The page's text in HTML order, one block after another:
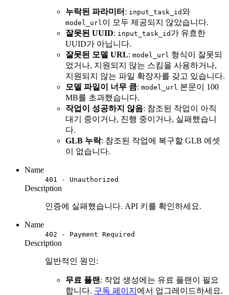
누락된 파라미터 : input_task_id와
model_url이 모두 제공되지 않았습니다.
잘못된 UUID: input_task_id 가 유효한
UUID가 아닙니다.
잘못된 모델 URL: model_url 형식이 잘못되
었거나, 지원되지 않는 스킴을 사용하거나,
지원되지 않는 파일 확장자를 갖고 있습니다.
모델 파일이 너무 큼: model_url 본문이 100
MB를 초과했습니다.
작업이 성공하지 않음: 참조된 작업이 아직
대기 중이거나, 진행 중이거나, 실패했습니
다.
GLB 누락: 참조된 작업에 복구할 GLB 에셋
이 없습니다.
Name
401 - Unauthorized
Description
인증에 실패했습니다. API 키를 확인하세요.
Name
402 - Payment Required
Description
일반적인 원인:
무료 플랜 : 작업 생성에는 유료 플랜이 필요
합니다. 구독 페이지 에서 업그레이드하세요.